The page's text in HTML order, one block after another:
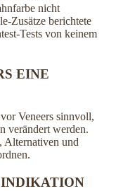
nicht
Zusätze berichtete
Tests von keinem
EINE
Veneers sinnvoll,
verändert werden.
Alternativen und